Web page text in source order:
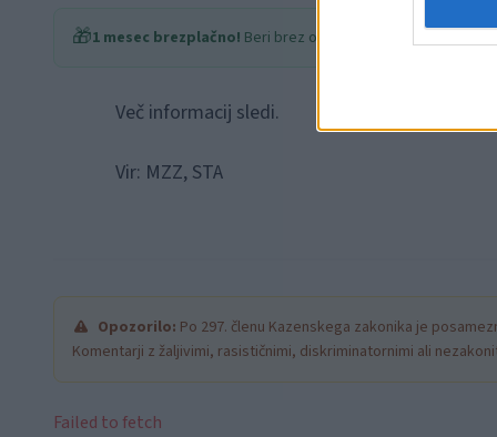
🎁1 mesec brezplačno! Beri brez oglasov
Več informacij sledi.
Vir: MZZ, STA
Opozorilo: Po 297. členu Kazenskega zakonika je
Komentarji z žaljivimi, rasističnimi, diskriminatornimi ali
Failed to fetch